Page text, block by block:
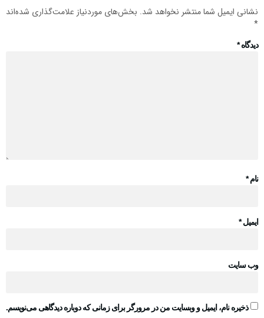
نشانی ایمیل شما منتشر نخواهد شد. بخش‌های موردنیاز علامت‌گذاری شده‌اند
*
دیدگاه*
نام*
ایمیل*
وب‌ سایت
ذخیره نام، ایمیل و وبسایت من در مرورگر برای زمانی که دوباره دیدگاهی می‌نویسم.